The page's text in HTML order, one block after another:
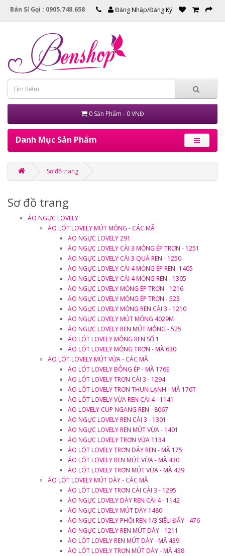
Bán Sỉ Gọi : 0905.748.658 Đăng Nhập/Đăng Ký
0 Sản Phẩm - 0 VNĐ
Danh Mục Sản Phẩm
Sơ đồ trang
Sơ đồ trang
ÁO NGỰC LOVELY
ÁO LÓT LOVELY MÚT MỎNG - CÁC MÃ
ÁO NGỰC LOVELY 291
ÁO NGỰC LOVELY CÀI 3 MỎNG ÉP TRƠN - 1251
ÁO NGỰC LOVELY CÀI 3 QUẢ REN - 1250
ÁO NGỰC LOVELY CÀI 4 MỎNG ÉP REN -1405
ÁO NGỰC LOVELY CÀI 4 MỎNG REN - 1305
ÁO NGỰC LOVELY MỎNG ÉP TRƠN - 1216
ÁO NGỰC LOVELY MỎNG ÉP TRƠN - 523
ÁO NGỰC LOVELY MỎNG REN CÀI 3 - 1210
ÁO NGỰC LOVELY MÚT MỎNG 4029M
ÁO NGỰC LOVELY REN MÚT MỎNG - 525
ÁO LÓT LOVELY MỎNG REN SỐ 1
ÁO LÓT LOVELY MỎNG TRƠN - MÃ 630
ÁO LÓT LOVELY MÚT VỪA - CÁC MÃ
ÁO LÓT LOVELY BÔNG ÉP - MÃ 176E
ÁO LÓT LOVELY TRƠN CÀI 3 - 1294
ÁO LÓT LOVELY TRƠN THUN LẠNH - MÃ 176T
ÁO LÓT LOVELY VỪA REN CÀI 4 - 1141
ÁO LOVELY CUP NGANG REN - 8067
ÁO NGỰC LOVELY REN CÀI 3 - 1301
ÁO NGỰC LOVELY REN MÚT VỪA - 1401
ÁO NGỰC LOVELY TRƠN VỪA 1134
ÁO LÓT LOVELY TRƠN DÂY REN - MÃ 175
ÁO LÓT LOVELY REN MÚT VỪA - MÃ 430
ÁO LÓT LOVELY TRƠN MÚT VỪA - MÃ 429
ÁO LÓT LOVELY MÚT DÀY - CÁC MÃ
ÁO LÓT LOVELY TRƠN CÀI CÀI 3 - 1295
ÁO NGỰC LOVELY DÀY REN CÀI 4 - 1142
ÁO NGỰC LOVELY MÚT DÀY 1480
ÁO NGỰC LOVELY PHỐI REN 1/3 SIÊU ĐẨY - 476
ÁO NGỰC LOVELY REN MÚT DÀY - 1211
ÁO LÓT LOVELY REN MÚT DÀY - MÃ 439
ÁO LÓT LOVELY TRƠN MÚT DÀY - MÃ 438